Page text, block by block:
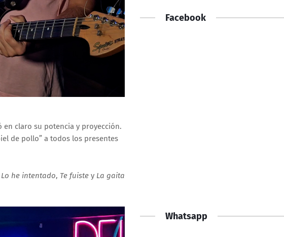
claro su potencia y proyección.
de pollo” a todos los presentes
Lo he intentado, Te fuiste y La gaita
Facebook
Whatsapp